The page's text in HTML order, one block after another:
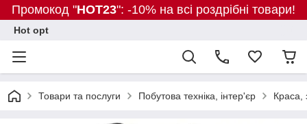
Промокод "HOT23": -10% на всі роздрібні товари!
Hot opt
Товари та послуги Побутова техніка, інтер'єр Краса,